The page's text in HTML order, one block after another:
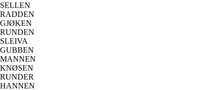
SELLEN
RADDEN
GJØKEN
RUNDEN
SLEIVA
GUBBEN
MANNEN
KNØSEN
RUNDER
HANNEN